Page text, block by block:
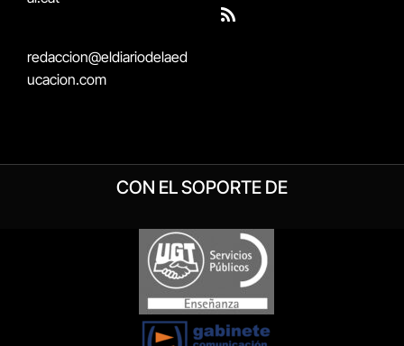
redaccion@eldiariodelaed
ucacion.com
(Twitter)
RSS
CON EL SOPORTE DE